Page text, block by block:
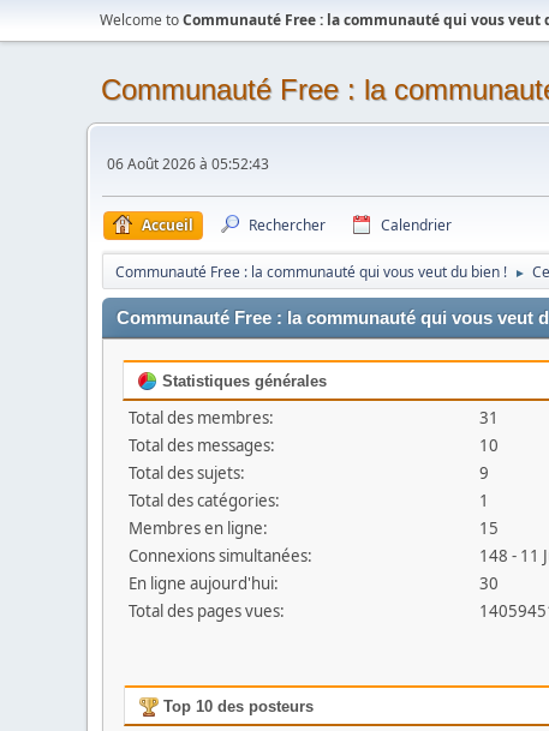
Welcome toCommunauté Free : la communauté qui vous veut
Communauté Free : la
06 Août 2026 à 05:52:43
Accueil Rechercher Calendrier
Communauté Free : la communauté qui vous veut du bien ! ►
Communauté Free : la communauté qui vous veut
Statistiques générales
Total des membres:
31
Total des messages:
10
Total des sujets:
9
Total des catégories:
1
Membres en ligne:
15
Connexions simultanées:
148 - 11
En ligne aujourd'hui:
30
Total des pages vues:
Top 10 des posteurs